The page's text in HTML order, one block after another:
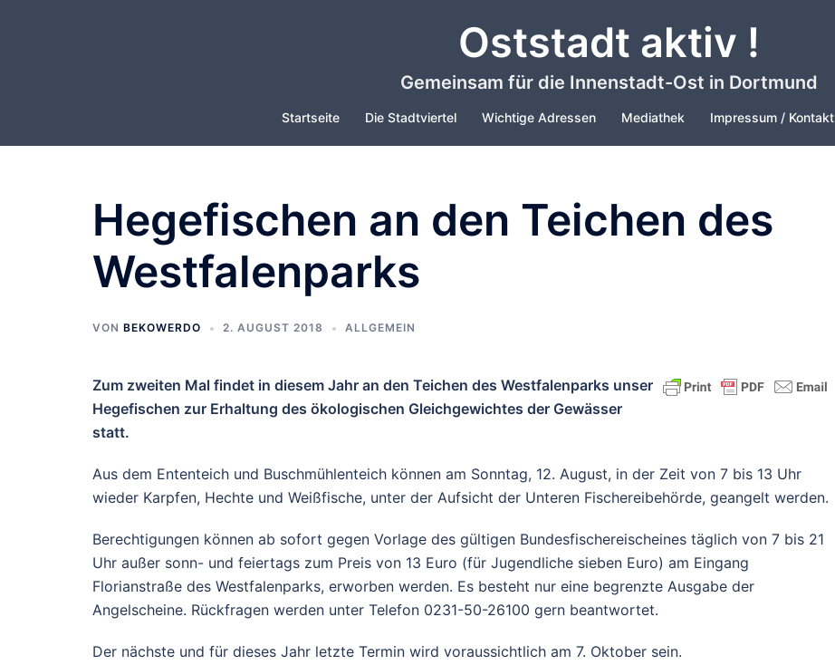
Oststadt aktiv !
Gemeinsam für die Innenstadt-Ost in Dortmund
Startseite Die Stadtviertel Wichtige Adressen Mediathek Impressum / Kontakt
Hegefischen an den Teichen des
Westfalenparks
VON BEKOWERDO 2. AUGUST 2018 ALLGEMEIN
Zum zweiten Mal findet in diesem Jahr an den Teichen des Westfalenparks unser
Hegefischen zur Erhaltung des ökologischen Gleichgewichtes der Gewässer
statt.
Aus dem Ententeich und Buschmühlenteich können am Sonntag, 12. August, in der Zeit von 7 bis 13 Uhr
wieder Karpfen, Hechte und Weißfische, unter der Aufsicht der Unteren Fischereibehörde, geangelt werden.
Berechtigungen können ab sofort gegen Vorlage des gültigen Bundesfischereischeines täglich von 7 bis 21
Uhr außer sonn- und feiertags zum Preis von 13 Euro (für Jugendliche sieben Euro) am Eingang
Florianstraße des Westfalenparks, erworben werden. Es besteht nur eine begrenzte Ausgabe der
Angelscheine. Rückfragen werden unter Telefon 0231-50-26100 gern beantwortet.
Der nächste und für dieses Jahr letzte Termin wird voraussichtlich am 7. Oktober sein.